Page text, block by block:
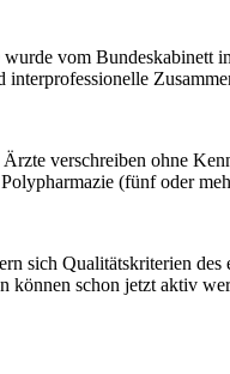
vom
verschreiben ohne
(fünf oder
sich Qualitätskriterien
schon jetzt aktiv